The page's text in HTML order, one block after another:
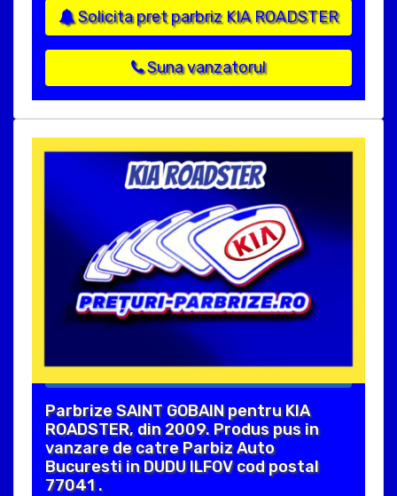
Solicita pret parbriz KIA ROADSTER
Suna vanzatorul
Parbrize SAINT GOBAIN pentru KIA
ROADSTER, din 2009. Produs pus in
vanzare de catre Parbiz Auto
Bucuresti in DUDU ILFOV cod postal
77041 .